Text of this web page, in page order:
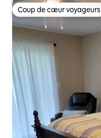
Coup de cœur voyageurs
Coup de cœur voyageurs